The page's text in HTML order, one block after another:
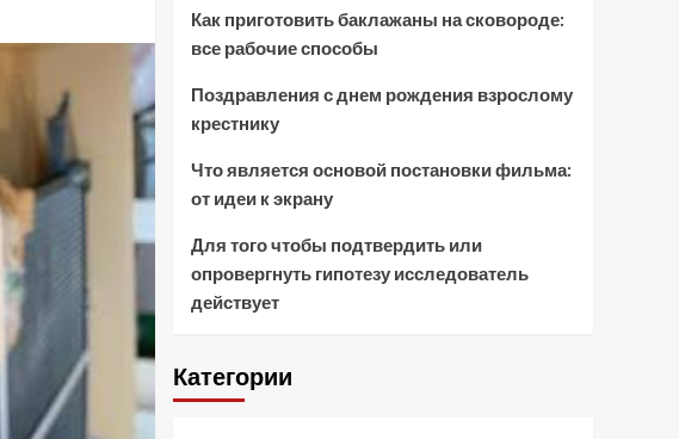
Как приготовить баклажаны на сковороде:
все рабочие способы
Поздравления с днем рождения взрослому
крестнику
Что является основой постановки фильма:
от идеи к экрану
Для того чтобы подтвердить или
опровергнуть гипотезу исследователь
действует
Категории